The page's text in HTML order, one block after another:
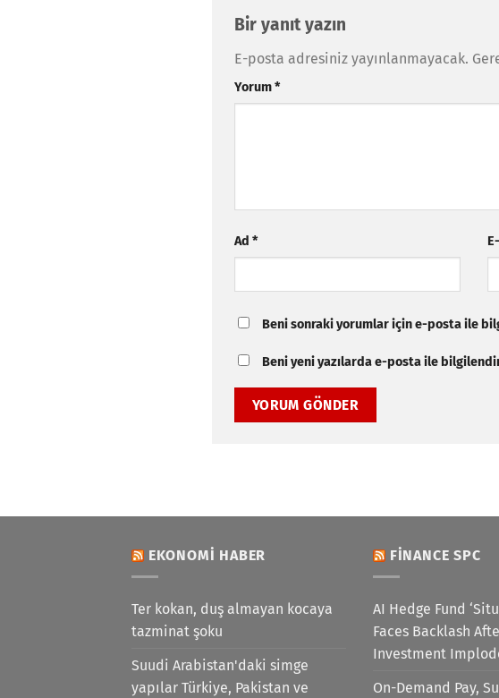
Bir yanıt yazın
E-posta adresiniz yayınlanmayacak.
Yorum*
Ad *
Beni sonraki yorumlar için e-posta ile
Beni yeni yazılarda e-posta ile
EKONOMI HABER
Ter kokan, duş almayan kocaya
tazminat şoku
Suudi Arabistan'daki simge
yapılar Türkiye, Pakistan ve
FINANCE SPC
AI Hedge Fund
Faces Backlash
Investment
On-Demand Pay,